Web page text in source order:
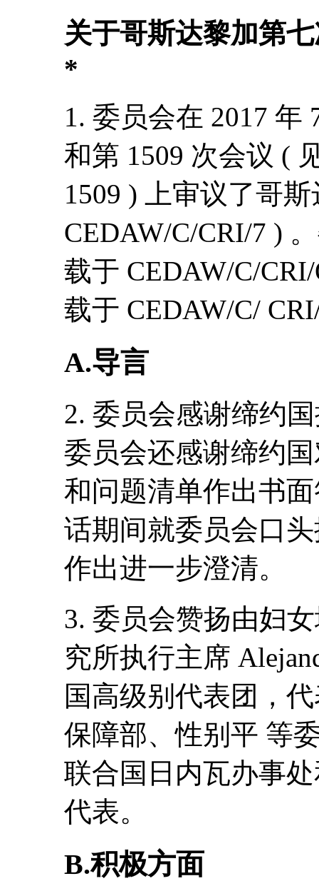
关于哥斯达黎加第
*
1. 委员会在 2017 年
和第 1509 次会议 (
1509 ) 上审议了哥
CEDAW/C/CRI/7 )
载于 CEDAW/C/
载于 CEDAW/C/
A.导言
2. 委员会感谢缔约
委员会还感谢缔约
和问题清单作出书
话期间就委员会口
作出进一步澄清。
3. 委员会赞扬由妇
究所执行主席
国高级别代表团，
保障部、性别平 等
联合国日内瓦办事
代表。
B.积极方面